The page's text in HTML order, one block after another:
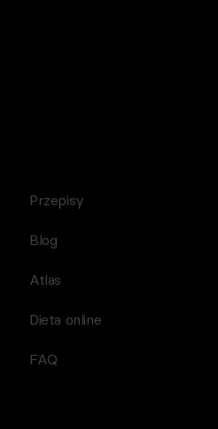
Przepisy
Blog
Atlas
Dieta online
FAQ